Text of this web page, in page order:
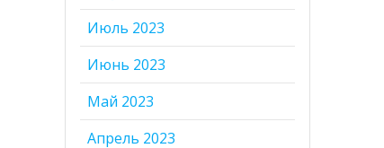
Июль 2023
Июнь 2023
Май 2023
Апрель 2023